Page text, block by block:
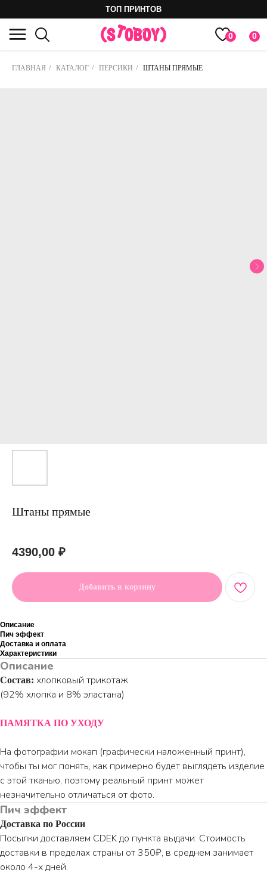
0
0
ТОП ПРИНТОВ
ГЛАВНАЯ / КАТАЛОГ / ПЕРСИКИ / ШТАНЫ ПРЯМЫЕ
Штаны прямые
4390,00 ₽
Добавить в корзину
Описание
Пич эффект
Доставка и оплата
Характеристики
Описание
Состав: хлопковый трикотаж
(92% хлопка и 8% эластана)
ПАМЯТКА ПО УХОДУ
На фотографии мокап (графически наложенный принт),
чтобы ты мог понять, как примерно будет выглядеть изделие
с этой тканью, поэтому реальный принт может
незначительно отличаться от фото.
Пич эффект
Доставка по России
Посылки доставляем CDEK до пункта выдачи. Стоимость
доставки в пределах страны от 350₽, в среднем занимает
около 4-х дней.